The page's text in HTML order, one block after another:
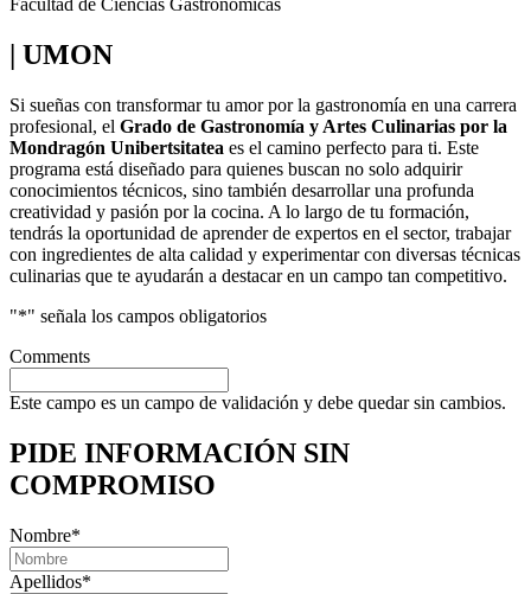
Facultad de Ciencias Gastronómicas
| UMON
Si sueñas con transformar tu amor por la gastronomía en una carrera
profesional, el Grado de Gastronomía y Artes Culinarias por la
Mondragón Unibertsitatea es el camino perfecto para ti. Este
programa está diseñado para quienes buscan no solo adquirir
conocimientos técnicos, sino también desarrollar una profunda
creatividad y pasión por la cocina. A lo largo de tu formación,
tendrás la oportunidad de aprender de expertos en el sector, trabajar
con ingredientes de alta calidad y experimentar con diversas técnicas
culinarias que te ayudarán a destacar en un campo tan competitivo.
"*" señala los campos obligatorios
Comments
Este campo es un campo de validación y debe quedar sin cambios.
PIDE INFORMACIÓN SIN
COMPROMISO
Nombre*
Apellidos*